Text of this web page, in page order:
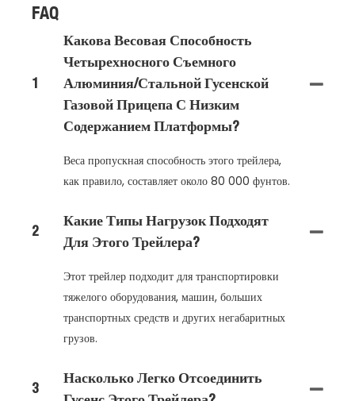
FAQ
1
Какова Весовая Способность
Четырехносного Съемного
Алюминия/стальной Гусенской
Газовой Прицепа С Низким
Содержанием Платформы?
Веса пропускная способность этого трейлера,
как правило, составляет около 80 000 фунтов.
2
Какие Типы Нагрузок Подходят
Для Этого Трейлера?
Этот трейлер подходит для транспортировки
тяжелого оборудования, машин, больших
транспортных средств и других негабаритных
грузов.
3
Насколько Легко Отсоединить